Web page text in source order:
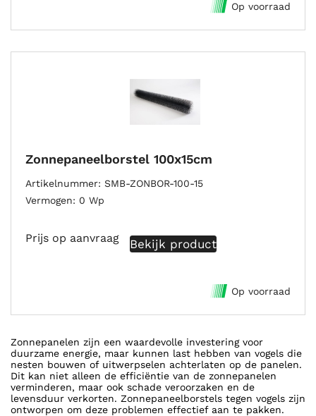
Op voorraad
Zonnepaneelborstel 100x15cm
Artikelnummer SMB-ZONBOR-100-15
Vermogen
0 Wp
Prijs op aanvraag Bekijk product
Op voorraad
Zonnepanelen zijn een waardevolle investering voor
duurzame energie, maar kunnen last hebben van vogels die
nesten bouwen of uitwerpselen achterlaten op de panelen.
Dit kan niet alleen de efficiëntie van de zonnepanelen
verminderen, maar ook schade veroorzaken en de
levensduur verkorten. Zonnepaneelborstels tegen vogels zijn
ontworpen om deze problemen effectief aan te pakken.